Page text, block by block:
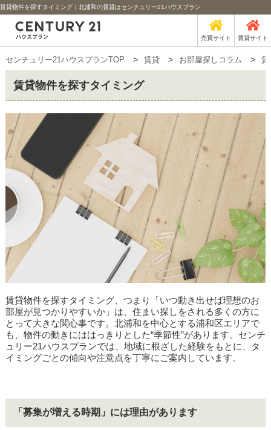
賃貸物件を探すタイミング｜北浦和の賃貸はセンチュリー21ハウスプラン
売買サイト 賃貸サイト
センチュリー21ハウスプランTOP 賃貸 お部屋探しコラム 賃
賃貸物件を探すタイミング
賃貸物件を探すタイミング、つまり「いつ動き出せば理想のお
部屋が見つかりやすいか」は、住まい探しをされる多くの方に
とって大きな関心事です。北浦和を中心とする浦和区エリアで
も、物件の動きにははっきりとした“季節性”があります。センチ
ュリー21ハウスプランでは、地域に根ざした経験をもとに、タ
イミングごとの傾向や注意点を丁寧にご案内しています。
「募集が増える時期」には理由があります